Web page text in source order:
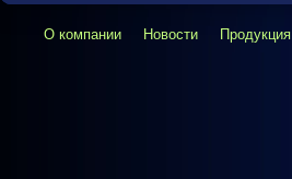
О компании Новости Продукция